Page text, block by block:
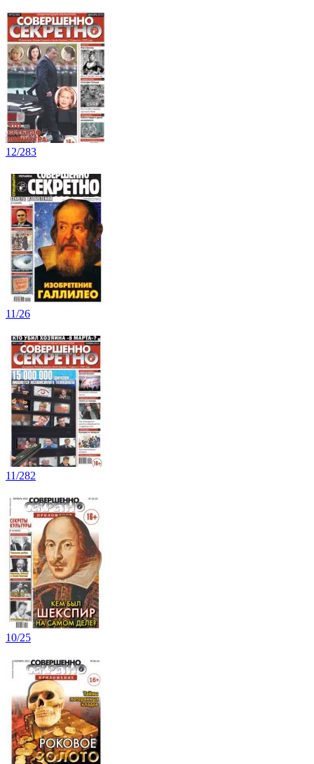
12/283
11/26
11/282
10/25